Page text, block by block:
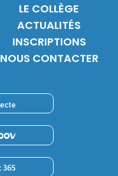
LE COLLÈGE
ACTUALITÉS
INSCRIPTIONS
NOUS CONTACTER